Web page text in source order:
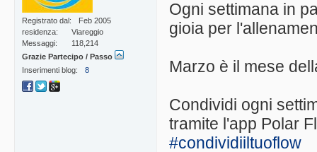
Registrato dal
Feb 2005
residenza
Viareggio
Messaggi
118,214
Grazie Partecipo / Passo
Inserimenti blog
8
Ogni settimana in
gioia per
Marzo è il mese
Condividi ogni
tramite l'app Polar
#condividiiltuoflow